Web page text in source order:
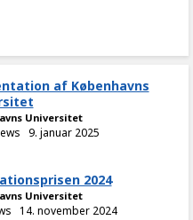
af Københavns
Universitet
9. januar 2025
2024
Universitet
14. november 2024